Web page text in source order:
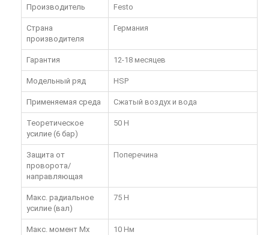
Производитель
Festo
Страна
производителя
Германия
Гарантия 12-18 месяцев
Модельный ряд HSP
Применяемая среда Сжатый воздух и вода
Теоретическое
усилие (6 бар)
50 Н
Защита от
проворота/
направляющая
Поперечина
Макс. радиальное
усилие (вал)
75 Н
Макс. момент Mx
10 Нм